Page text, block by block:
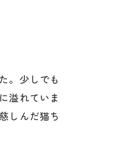
。少しでも
溢れていま
しんだ猫ち